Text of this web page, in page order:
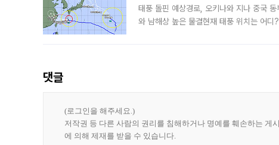
태풍 돌핀 예상경로, 오키나와 지나 중국
와 남해상 높은 물결현재 태풍 위치는 어디
댓글